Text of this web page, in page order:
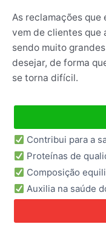
As reclamações que
vem de clientes que
sendo muito
desejar, de forma
se torna difícil.
Contribui para a
Proteínas de
Composição
Auxilia na saúde